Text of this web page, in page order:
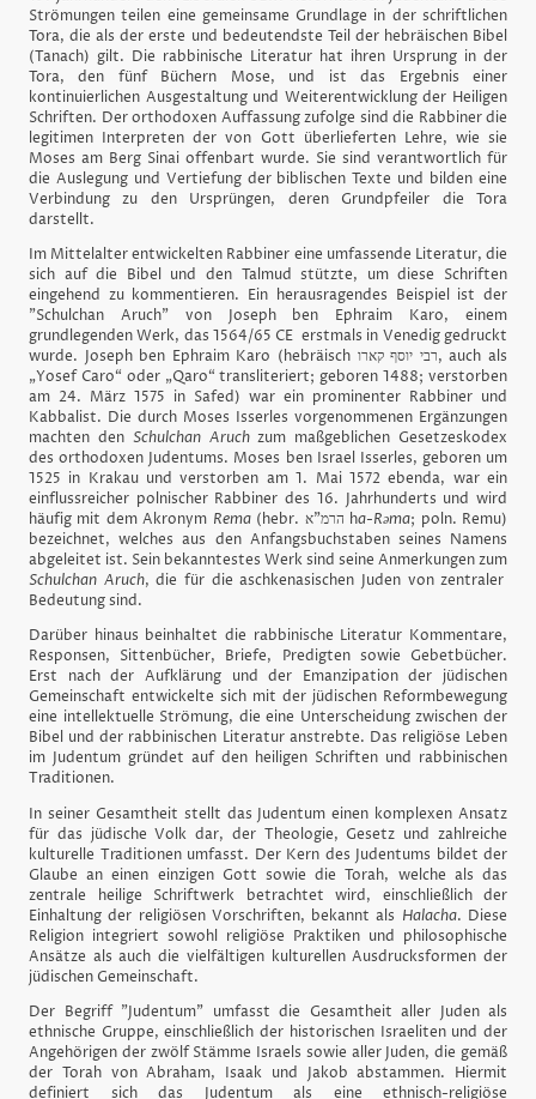
Strömungen teilen eine gemeinsame Grundlage in der schriftlichen
Tora, die als der erste und bedeutendste Teil der hebräischen Bibel
(Tanach) gilt. Die rabbinische Literatur hat ihren Ursprung in der
Tora, den fünf Büchern Mose, und ist das Ergebnis einer
kontinuierlichen Ausgestaltung und Weiterentwicklung der Heiligen
Schriften. Der orthodoxen Auffassung zufolge sind die Rabbiner die
legitimen Interpreten der von Gott überlieferten Lehre, wie sie
Moses am Berg Sinai offenbart wurde. Sie sind verantwortlich für
die Auslegung und Vertiefung der biblischen Texte und bilden eine
Verbindung zu den Ursprüngen, deren Grundpfeiler die Tora
darstellt.
Im Mittelalter entwickelten Rabbiner eine umfassende Literatur, die
sich auf die Bibel und den Talmud stützte, um diese Schriften
eingehend zu kommentieren. Ein herausragendes Beispiel ist der
"Schulchan Aruch" von Joseph ben Ephraim Karo, einem
grundlegenden Werk, das 1564/65 CE erstmals in Venedig gedruckt
wurde. Joseph ben Ephraim Karo (hebräisch רבי יוסף קארו, auch als
„Yosef Caro“ oder „Qaro“ transliteriert; geboren 1488; verstorben
am 24. März 1575 in Safed) war ein prominenter Rabbiner und
Kabbalist. Die durch Moses Isserles vorgenommenen Ergänzungen
machten den Schulchan Aruchzum maßgeblichen Gesetzeskodex
des orthodoxen Judentums. Moses ben Israel Isserles, geboren um
1525 in Krakau und verstorben am 1. Mai 1572 ebenda, war ein
einflussreicher polnischer Rabbiner des 16. Jahrhunderts und wird
häufig mit dem Akronym Rema (hebr. הרמ”א ha-Rəma; poln. Remu)
bezeichnet, welches aus den Anfangsbuchstaben seines Namens
abgeleitet ist. Sein bekanntestes Werk sind seine Anmerkungen zum
Schulchan Aruch, die für die aschkenasischen Juden von zentraler
Bedeutung sind.
Darüber hinaus beinhaltet die rabbinische Literatur Kommentare,
Responsen, Sittenbücher, Briefe, Predigten sowie Gebetbücher.
Erst nach der Aufklärung und der Emanzipation der jüdischen
Gemeinschaft entwickelte sich mit der jüdischen Reformbewegung
eine intellektuelle Strömung, die eine Unterscheidung zwischen der
Bibel und der rabbinischen Literatur anstrebte. Das religiöse Leben
im Judentum gründet auf den heiligen Schriften und rabbinischen
Traditionen.
In seiner Gesamtheit stellt das Judentum einen komplexen Ansatz
für das jüdische Volk dar, der Theologie, Gesetz und zahlreiche
kulturelle Traditionen umfasst. Der Kern des Judentums bildet der
Glaube an einen einzigen Gott sowie die Torah, welche als das
zentrale heilige Schriftwerk betrachtet wird, einschließlich der
Einhaltung der religiösen Vorschriften, bekannt als Halacha. Diese
Religion integriert sowohl religiöse Praktiken und philosophische
Ansätze als auch die vielfältigen kulturellen Ausdrucksformen der
jüdischen Gemeinschaft.
Der Begriff "Judentum" umfasst die Gesamtheit aller Juden als
ethnische Gruppe, einschließlich der historischen Israeliten und der
Angehörigen der zwölf Stämme Israels sowie aller Juden, die gemäß
der Torah von Abraham, Isaak und Jakob abstammen. Hiermit
definiert sich das Judentum als eine ethnisch-religiöse